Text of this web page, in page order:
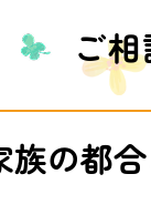
ご
族の都